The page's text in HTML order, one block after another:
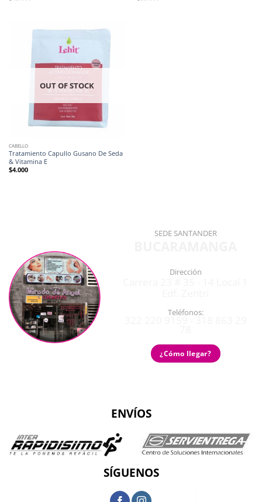
OUT OF STOCK
CABELLO
Tratamiento Capullo Gusano De Seda
& Vitamina E
$4.000
SEDE SANTANDER
Dirección
Teléfonos:
¿Cómo llegar?
ENVÍOS
SÍGUENOS